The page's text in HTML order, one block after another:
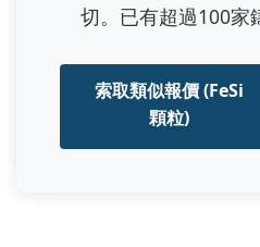
切。已有超過100家
索取類似報價 (FeSi
顆粒)